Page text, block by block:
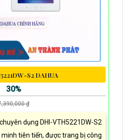
S2 DAHUA
30%
₫
dụng DHI-VTH5221DW-S2
tiên tiến, được trang bị công